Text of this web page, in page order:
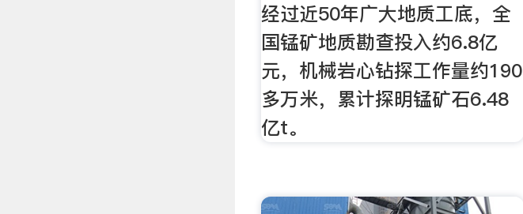
经过近50年广大地质工底，全
国锰矿地质勘查投入约6.8亿
元，机械岩心钻探工作量约190
多万米，累计探明锰矿石6.48
亿t。